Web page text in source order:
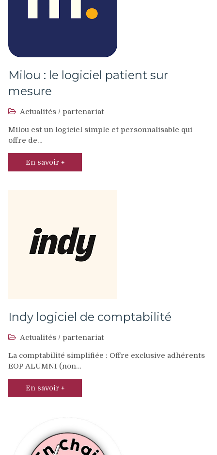
Milou : le logiciel patient sur
mesure
Actualités / partenariat
Milou est un logiciel simple et personnalisable qui
offre de…
En savoir +
Indy logiciel de comptabilité
Actualités / partenariat
La comptabilité simplifiée : Offre exclusive adhérents
EOP ALUMNI (non…
En savoir +